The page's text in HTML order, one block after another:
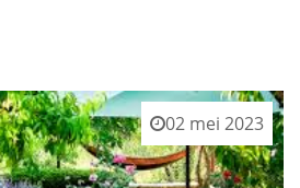
02 mei 2023